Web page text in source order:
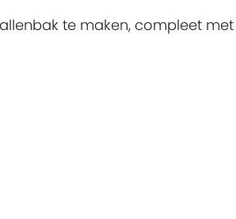
te maken, compleet met